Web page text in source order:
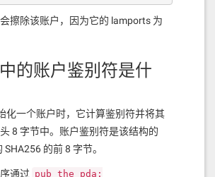
擦除该账户，因为它的 lamports 为
的账户鉴别符是什
化一个账户时，它计算鉴别符并将其
8 字节中。账户鉴别符是该结构的
的前 8 字节。
通过 pub the_pda: